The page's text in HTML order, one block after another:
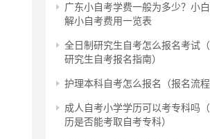
广东小自考学费一般为多少？小
解小自考费用一览表
全日制研究生自考怎么报名考试
研究生自考报名指南）
护理本科自考怎么报名（报名流程
成人自考小学学历可以考专科吗
历是否能考取自考专科）